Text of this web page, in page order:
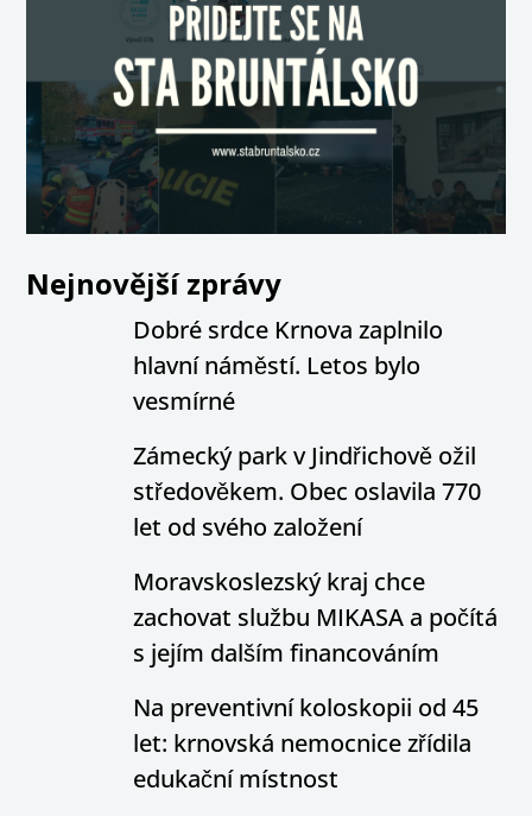
Nejnovější zprávy
Dobré srdce Krnova zaplnilo
hlavní náměstí. Letos bylo
vesmírné
Zámecký park v Jindřichově ožil
středověkem. Obec oslavila 770
let od svého založení
Moravskoslezský kraj chce
zachovat službu MIKASA a počítá
s jejím dalším financováním
Na preventivní koloskopii od 45
let: krnovská nemocnice zřídila
edukační místnost